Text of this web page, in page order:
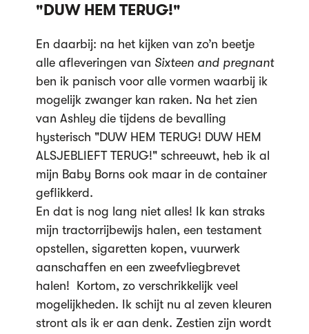
"DUW HEM TERUG!"
En daarbij: na het kijken van zo’n beetje
alle afleveringen van Sixteen and pregnant
ben ik panisch voor alle vormen waarbij ik
mogelijk zwanger kan raken. Na het zien
van Ashley die tijdens de bevalling
hysterisch "DUW HEM TERUG! DUW HEM
ALSJEBLIEFT TERUG!" schreeuwt, heb ik al
mijn Baby Borns ook maar in de container
geflikkerd.
En dat is nog lang niet alles! Ik kan straks
mijn tractorrijbewijs halen, een testament
opstellen, sigaretten kopen, vuurwerk
aanschaffen en een zweefvliegbrevet
halen! Kortom, zo verschrikkelijk veel
mogelijkheden. Ik schijt nu al zeven kleuren
stront als ik er aan denk. Zestien zijn wordt